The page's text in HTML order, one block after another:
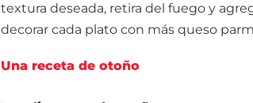
textura deseada, retira del fuego y
decorar cada plato con más queso
Una receta de otoño